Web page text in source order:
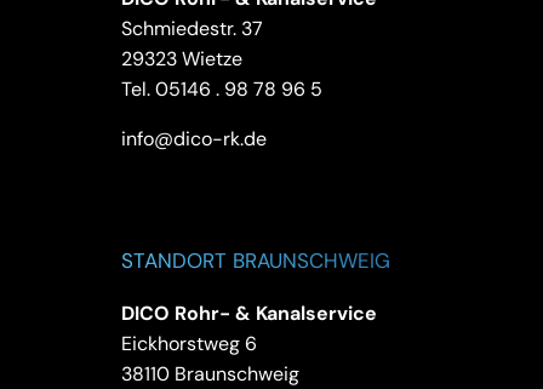
Schmiedestr. 37
29323 Wietze
Tel.05146 . 98 78 96 5
info@dico-rk.de
STANDORT BRAUNSCHWEIG
DICO Rohr- & Kanalservice
Eickhorstweg 6
38110 Braunschweig